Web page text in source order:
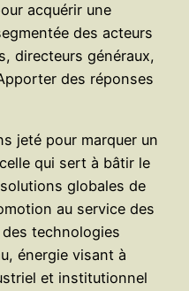
acquérir une
des acteurs
directeurs généraux,
des réponses
jeté pour marquer un
qui sert à bâtir le
globales de
au service des
technologies
énergie visant à
et institutionnel